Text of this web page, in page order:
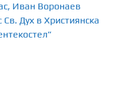
Иван Воронаев
Дух в Християнска